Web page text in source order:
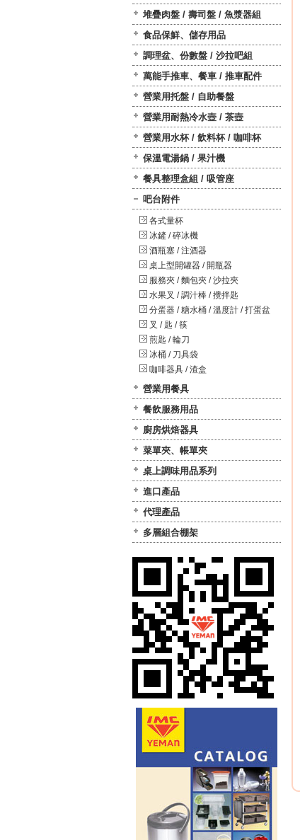
堆疊肉盤 / 壽司盤 / 魚漿器組
食品保鮮、儲存用品
調理盆、份數盤 / 沙拉吧組
萬能手推車、餐車 / 推車配件
營業用托盤 / 自助餐盤
營業用耐熱冷水壺 / 茶壺
營業用水杯 / 飲料杯 / 咖啡杯
保溫電湯鍋 / 果汁機
餐具整理盒組 / 吸管座
吧台附件
各式量杯
冰鏟 / 碎冰機
酒瓶塞 / 注酒器
桌上型開罐器 / 開瓶器
服務夾 / 麵包夾 / 沙拉夾
水果叉 / 調汁棒 / 攪拌匙
分蛋器 / 糖水桶 / 溫度計 / 打蛋盆
叉 / 匙 / 筷
煎匙 / 輪刀
冰桶 / 刀具袋
咖啡器具 / 渣盒
營業用餐具
餐飲服務用品
廚房烘焙器具
菜單夾、帳單夾
桌上調味用品系列
進口產品
代理產品
多層組合棚架